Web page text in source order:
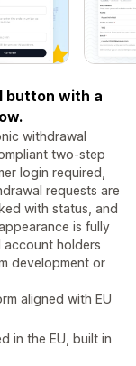
button with a
withdrawal
two-step
login required,
requests are
with status, and
is fully
account holders
development or
aligned with EU
in the EU, built in